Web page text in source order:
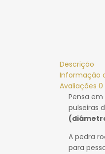
Descrição
Informação
Avaliações 0
Pensa
pulseiras
A pedra
para